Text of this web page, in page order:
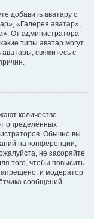
добавить аватару с
«Галерея аватар»,
От администратора
типы аватар могут
свяжитесь с
количество
определённых
Обычно вы
на конференции,
не засоряйте
того, чтобы повысить
и модератор
сообщений.